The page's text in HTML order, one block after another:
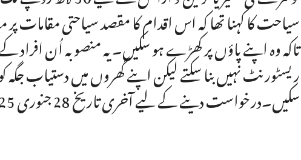
سیاحت کا کہنا تھا کہ اس اقدام کا مقصد سیاحتی مقامات پر
تاکہ وہ اپنے پاؤں پر کھڑے ہو سکیں۔ یہ منصوبہ اُن افراد
ریسٹورنٹ نہیں بنا سکتے لیکن اپنے گھروں میں دستیاب
سکیں۔درخواست دینے کے لیے آخری تاریخ 28 جنوری 2025 مقرر کی گئی ہے۔